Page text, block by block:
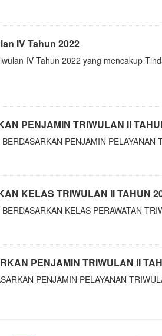
IV Tahun 2022
IV Tahun 2022 yang mencakup
PENJAMIN TRIWULAN II
PENJAMIN PELAYANAN
KELAS TRIWULAN II TAHUN
KELAS PERAWATAN
PENJAMIN TRIWULAN II
PENJAMIN PELAYANAN